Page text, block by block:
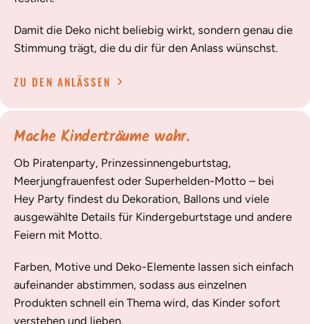
Damit die Deko nicht beliebig wirkt, sondern genau die
Stimmung trägt, die du dir für den Anlass wünschst.
ZU DEN ANLÄSSEN
Mache Kinderträume wahr.
Ob Piratenparty, Prinzessinnengeburtstag,
Meerjungfrauenfest oder Superhelden-Motto – bei
Hey Party findest du Dekoration, Ballons und viele
ausgewählte Details für Kindergeburtstage und andere
Feiern mit Motto.
Farben, Motive und Deko-Elemente lassen sich einfach
aufeinander abstimmen, sodass aus einzelnen
Produkten schnell ein Thema wird, das Kinder sofort
verstehen und lieben.